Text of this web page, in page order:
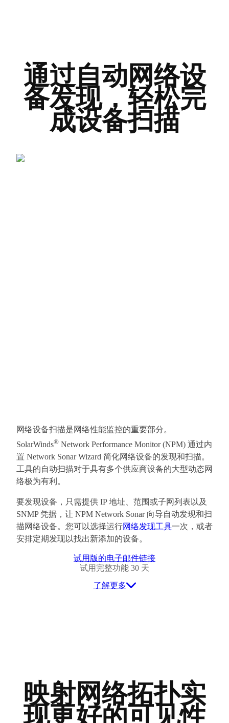
通过自动网络设
备发现，轻松完
成设备扫描
网络设备扫描是网络性能监控的重要部分。
SolarWinds® Network Performance Monitor (NPM) 通过内
置 Network Sonar Wizard 简化网络设备的发现和扫描。
工具的自动扫描对于具有多个供应商设备的大型动态网
络极为有利。
要发现设备，只需提供 IP 地址、范围或子网列表以及
SNMP 凭据，让 NPM Network Sonar 向导自动发现和扫
描网络设备。您可以选择运行网络发现工具一次，或者
安排定期发现以找出新添加的设备。
试用版的电子邮件链接
试用完整功能 30 天
了解更多
映射网络拓扑实
现更好的可见性